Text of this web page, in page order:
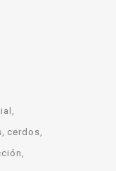
cerdos